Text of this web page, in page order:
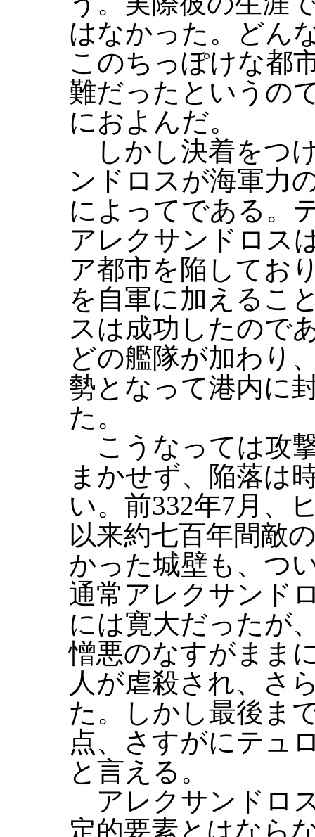
はなかった。どん
このちっぽけな都
難だったというの
におよんだ。
しかし決着をつ
ンドロスが海軍力
によってである。
アレクサンドロス
ア都市を陥してお
を自軍に加えるこ
スは成功したので
どの艦隊が加わり
勢となって港内に
た。
こうなっては攻
まかせず、陥落は
い。前332年7月、
以来約七百年間敵
かった城壁も、つ
通常アレクサンド
には寛大だったが
憎悪のなすがまま
人が虐殺され、さ
た。しかし最後ま
点、さすがにテュ
と言える。
アレクサンドロ
定的要素とはなら